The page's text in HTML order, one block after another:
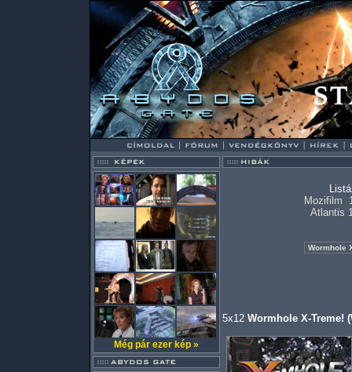
Még pár ezer kép »
Mozifilm
Atlantis
5x12 Wormhole X-Treme!